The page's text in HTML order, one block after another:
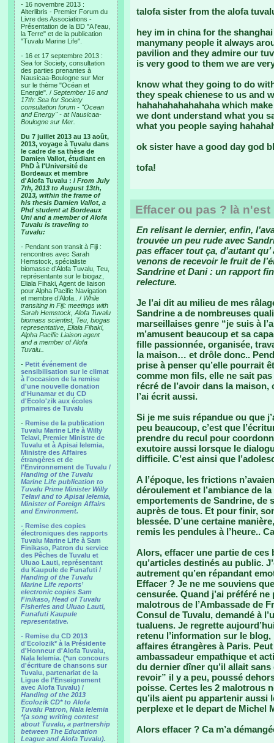
- 16 novembre 2013 :
Alterlibris - Premier Forum du
Livre des Associations -
Présentation de la BD "A l'eau,
la Terre" et de la publication
"Tuvalu Marine Life".
- 16 et 17 septembre 2013 :
Sea for Society, consultation
des parties prenantes à
Nausicaa-Boulogne sur Mer
sur le thème "Océan et
Energie". / September 16 and
17th: Sea for Society
consultation forum - "Ocean
and Energy" - at Nausicaa-
Boulogne sur Mer.
Du 7 juillet 2013 au 13 août,
2013, voyage à Tuvalu dans
le cadre de sa thèse de
Damien Vallot, étudiant en
PhD à l'Université de
Bordeaux et membre
d'Alofa Tuvalu : / From July
7th, 2013 to August 13th,
2013, within the frame of
his thesis Damien Vallot, a
Phd student at Bordeaux
Uni and a member of Alofa
Tuvalu is traveling to
Tuvalu:
- Pendant son transit à Fiji :
rencontres avec Sarah
Hemstock, spécialiste
biomasse d’Alofa Tuvalu, Teu,
représentante sur le biogaz,
Eliala Fihaki, Agent de liaison
pour Alpha Pacific Navigation
et membre d’Alofa.. / While
transiting in Fiji: meetings with
Sarah Hemstock, Alofa Tuvalu
biomass scientist, Teu, biogas
representative, Eliala Fihaki,
Alpha Pacific Liaison agent
and a member of Alofa
Tuvalu..
- Petit événement de
sensibilisation sur le climat
à l'occasion de la remise
d'une nouvelle donation
d'Hunamar et du CD
d'Ecolo'zik aux écoles
primaires de Tuvalu
- Remise de la publication
Tuvalu Marine Life à Willy
Telavi, Premier Ministre de
Tuvalu et à Apisai Ielemia,
Ministre des Affaires
étrangères et de
l'Environnement de Tuvalu /
Handing of the Tuvalu
Marine Life publication to
Tuvalu Prime Minister Willy
Telavi and to Apisai Ielemia,
Minister of Foreign Affairs
and Environment.
- Remise des copies
électroniques des rapports
Tuvalu Marine Life à Sam
Finikaso, Patron du service
des Pêches de Tuvalu et
Uluao Lauti, représentant
du Kaupule de Funafuti /
Handing of the Tuvalu
Marine Life reports’
electronic copies Sam
Finikaso, Head of Tuvalu
Fisheries and Uluao Lauti,
Funafuti Kaupule
representative.
- Remise du CD 2013
d'Ecolozik* à la Présidente
d'Honneur d'Alofa Tuvalu,
Nala Ielemia. (*un concours
d'écriture de chansons sur
Tuvalu, partenariat de la
Ligue de l'Enseignement
avec Alofa Tuvalu) /
Handing of the 2013
Ecolozik CD* to Alofa
Tuvalu Patron, Nala Ielemia
*(a song writing contest
about Tuvalu, a partnership
between The Education
League and Alofa Tuvalu).
talofa sister from the alofa
hey im in china for the
manymany people it always
pavilion and they admire our
is very good to them we are
know what they going to do
they speak chienese to us and
hahahahahahahaha which
we dont understand what you
what you people saying
ok sister have a good day god
tofa!
Effacer ou pas ? là
En relisant le dernier, enfin,
trouvée un peu rude avec
pas effacer tout ça, d’autant
venons de recevoir le fruit de
Sandrine et Dani : un rapport
relecture.
Je l’ai dit au milieu de mes
Sandrine a de nombreuses
marseillaises genre “je suis à
m’amusent beaucoup et sa
fille passionnée, organisée,
la maison… et drôle donc..
prise à penser qu’elle pourrait
comme mon fils, elle ne sait
récré de l’avoir dans la
l’ai écrit aussi.
Si je me suis répandue ou que
peu beaucoup, c’est que
prendre du recul pour
exutoire aussi lorsque le
difficile. C’est ainsi que
A l’époque, les frictions
déroulement et l’ambiance de
emportements de Sandrine, de
auprès de tous. Et pour finir,
blessée. D’une certaine
remis les pendules à l’heure..
Alors, effacer une partie de
qu’articles destinés au public.
autrement qu’en répandant
Effacer ? Je ne me souviens
censurée. Quand j’ai préféré
malotrous de l’Ambassade de
Consul de Tuvalu, demandé à
tualuens. Je regrette
retenu l’information sur le
affaires étrangères à Paris.
ambassadeur empathique et
du dernier dîner qu’il allait
revoir” il y a peu, poussé
poisse. Certes les 2 malotrous
qu’ils aient pu appartenir
perplexe et le depart de Michel
Alors effacer ? Ca m’a